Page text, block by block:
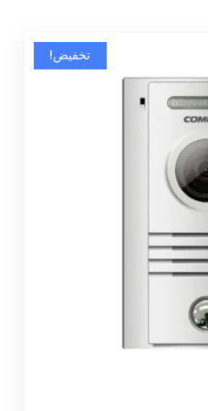
تخفيض!